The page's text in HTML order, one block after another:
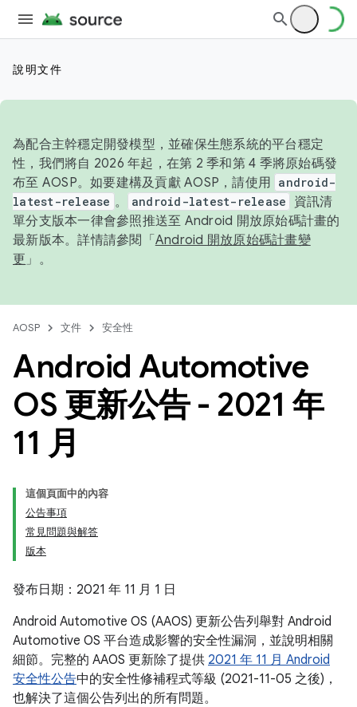
說明文件
為配合主幹穩定開發模型，並確保生態系統的平台穩定
性，我們將自 2026 年起，在第 2 季和第 4 季將原始碼發
布至 AOSP。如要建構及貢獻 AOSP，請使用 android-
latest-release 。 android-latest-release
資訊清
單分支版本一律會參照推送至 Android 開放原始碼計畫的
最新版本。詳情請參閱「 Android 開放原始碼計畫變
更 」。
AOSP 文件 安全性
Android Automotive
OS 更新公告 - 2021 年
11 月
這個頁面中的內容
公告事項
常見問題與解答
版本
發布日期：2021 年 11 月 1 日
Android Automotive OS (AAOS) 更新公告列舉對 Android
Automotive OS 平台造成影響的安全性漏洞，並說明相關
細節。完整的 AAOS 更新除了提供 2021 年 11 月 Android
安全性公告中的安全性修補程式等級 (2021-11-05 之後)，
也解決了這個公告列出的所有問題。